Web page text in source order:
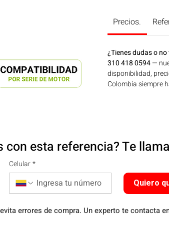
en maquinaria
de energía
Precios.
¿Tienes dudas o
310 418 0594—
disponibilidad,
Colombia siempre
con esta referencia? Te
Celular *
Quiero
errores de compra. Un experto te contacta